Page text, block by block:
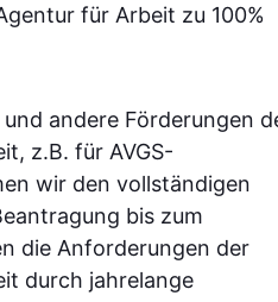
für Arbeit zu 100%
andere Förderungen
z.B. für AVGS-
wir den vollständigen
bis zum
die Anforderungen der
durch jahrelange